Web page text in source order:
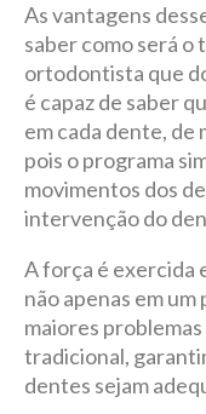
As vantagens
saber como será
ortodontista que
é capaz de saber
em cada dente, de
pois o programa
movimentos dos
intervenção do
A força é exercida
não apenas em
maiores
tradicional,
dentes sejam